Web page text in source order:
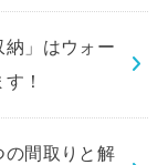
」はウォー
！
の間取りと解